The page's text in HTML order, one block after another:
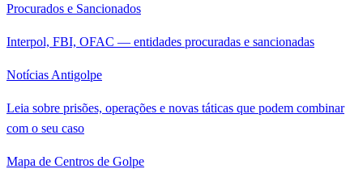
Procurados e Sancionados
Interpol, FBI, OFAC — entidades procuradas e sancionadas
Notícias Antigolpe
Leia sobre prisões, operações e novas táticas que podem combinar
com o seu caso
Mapa de Centros de Golpe